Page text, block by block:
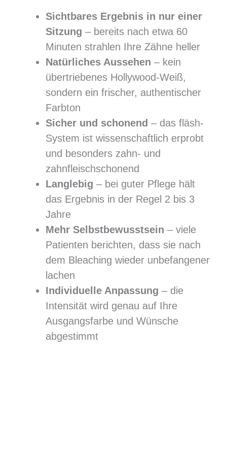
Sichtbares Ergebnis in nur einer
Sitzung – bereits nach etwa 60
Minuten strahlen Ihre Zähne heller
Natürliches Aussehen – kein
übertriebenes Hollywood-Weiß,
sondern ein frischer, authentischer
Farbton
Sicher und schonend – das fläsh-
System ist wissenschaftlich erprobt
und besonders zahn- und
zahnfleischschonend
Langlebig – bei guter Pflege hält
das Ergebnis in der Regel 2 bis 3
Jahre
Mehr Selbstbewusstsein – viele
Patienten berichten, dass sie nach
dem Bleaching wieder unbefangener
lachen
Individuelle Anpassung – die
Intensität wird genau auf Ihre
Ausgangsfarbe und Wünsche
abgestimmt